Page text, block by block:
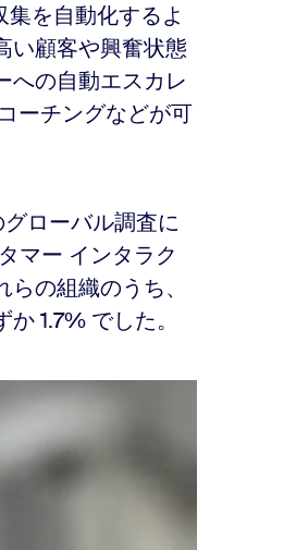
を自動化するよ
い顧客や興奮状態
への自動エスカレ
ーチングなどが可
ローバル調査に
マー インタラク
の組織のうち、
1.7% でした。